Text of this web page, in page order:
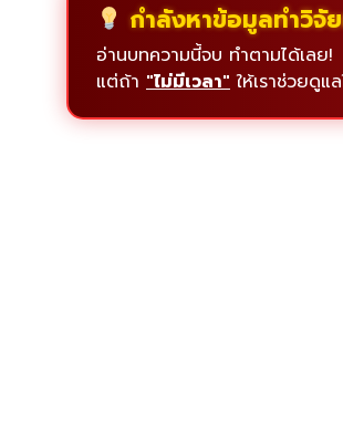
กำลังหาข้อมูลทำวิจัย
อ่านบทความนี้จบ ทำตามได้เลย!
แต่ถ้า "ไม่มีเวลา" ให้เราช่วยดูแ